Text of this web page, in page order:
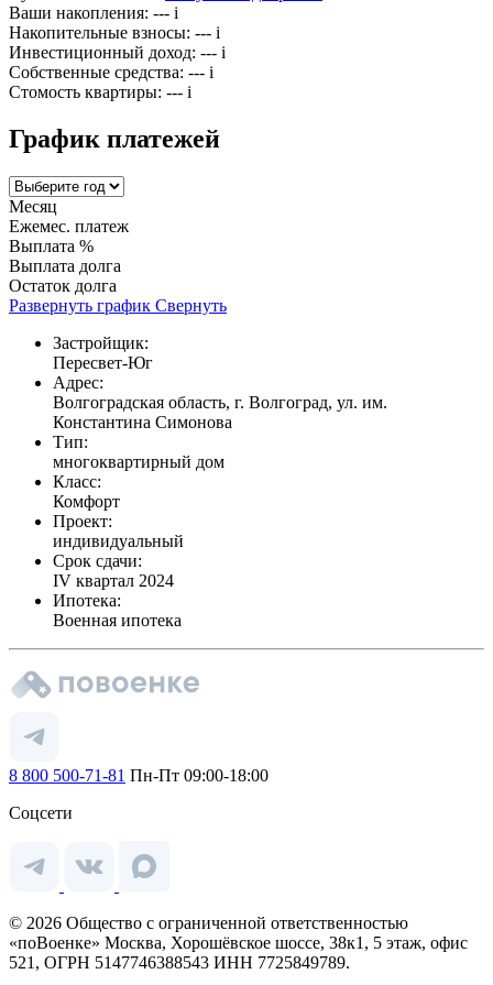
Ваши накопления: --- i
Накопительные взносы: --- i
Инвестиционный доход: --- i
Собственные средства: --- i
Стомость квартиры: --- i
График платежей
Месяц
Ежемес. платеж
Выплата %
Выплата долга
Остаток долга
Развернуть график Свернуть
Застройщик:
Пересвет-Юг
Адрес:
Волгоградская область, г. Волгоград, ул. им.
Константина Симонова
Тип:
многоквартирный дом
Класс:
Комфорт
Проект:
индивидуальный
Срок сдачи:
IV квартал 2024
Ипотека:
Военная ипотека
8 800 500-71-81 Пн-Пт 09:00-18:00
Соцсети
© 2026 Общество с ограниченной ответственностью
«поВоенке» Москва, Хорошёвское шоссе, 38к1, 5 этаж, офис
521, ОГРН 5147746388543 ИНН 7725849789.